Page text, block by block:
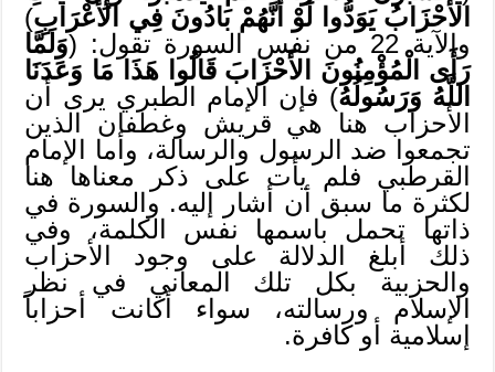
الأَحْزَابُ يَوَدُّوا لَوْ أَنَّهُمْ بَادُونَ فِي الأَعْرَابِ)
والآية 22 من نفس السورة تقول: (
وَلَمَّا
رَأَى الْمُؤْمِنُونَ الأَحْزَابَ قَالُوا هَذَا مَا وَعَدَنَا
اللَّهُ وَرَسُولُهُ) فإن الإمام الطبري يرى أن
الأحزاب هنا هي قريش وغطفان الذين
تجمعوا ضد الرسول والرسالة، وأما الإمام
القرطبي فلم يأت على ذكر معناها هنا
لكثرة ما سبق أن أشار إليه. والسورة في
ذاتها تحمل باسمها نفس الكلمة، وفي
ذلك أبلغ الدلالة على وجود الأحزاب
والحزبية بكل تلك المعاني في نظر
الإسلام ورسالته، سواء أكانت أحزاباً
إسلامية أو كافرة.